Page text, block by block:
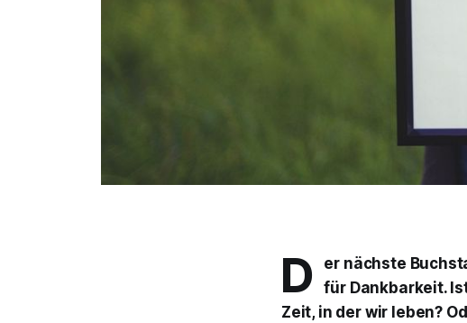
D
er nächste
für Dankbarkeit.
Zeit, in der wir leben?